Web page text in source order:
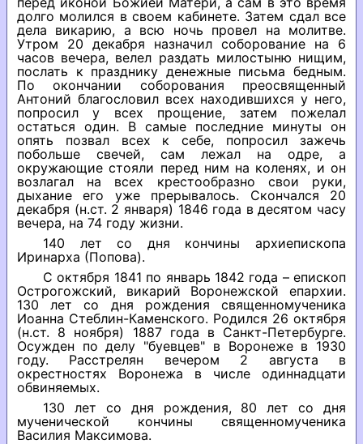
долго молился в своем кабинете. Затем сдал все
дела викарию, а всю ночь провел на молитве.
Утром 20 декабря назначил соборование на 6
часов вечера, велел раздать милостыню нищим,
послать к празднику денежные письма бедным.
По окончании соборования преосвященный
Антоний благословил всех находившихся у него,
попросил у всех прощение, затем пожелал
остаться один. В самые последние минуты он
опять позвал всех к себе, попросил зажечь
побольше свечей, сам лежал на одре, а
окружающие стояли перед ним на коленях, и он
возлагал на всех крестообразно свои руки,
дыхание его уже прерывалось. Скончался 20
декабря (н.ст. 2 января) 1846 года в десятом часу
вечера, на 74 году жизни.
140 лет со дня кончины архиепископа
Иринарха (Попова).
С октября 1841 по январь 1842 года – епископ
Острогожский, викарий Воронежской епархии.
130 лет со дня рождения священномученика
Иоанна Стеблин-Каменского. Родился 26 октября
(н.ст. 8 ноября) 1887 года в Санкт-Петербурге.
Осужден по делу "буевцев" в Воронеже в 1930
году. Расстрелян вечером 2 августа в
окрестностях Воронежа в числе одиннадцати
обвиняемых.
130 лет со дня рождения, 80 лет со дня
мученической кончины священномученика
Василия Максимова.